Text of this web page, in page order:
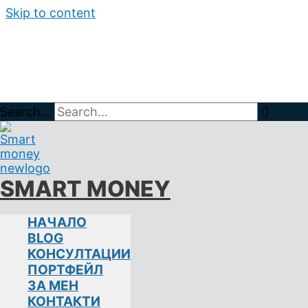
Skip to content
Search...
SMART MONEY
НАЧАЛО
BLOG
КОНСУЛТАЦИИ
ПОРТФЕЙЛ
ЗА МЕН
КОНТАКТИ
АНАЛИЗИРАНЕ НА
ИНВЕСТИЦИИ НА ФИНАНСОВИТЕ
minutes of reading
I. ЗНАЧЕНИЕ НА ФИНАНСОВИТЕ ОТЧЕТИ